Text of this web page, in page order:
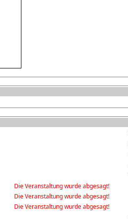
Die Veranstaltung wurde abgesagt!
Die Veranstaltung wurde abgesagt!
Die Veranstaltung wurde abgesagt!